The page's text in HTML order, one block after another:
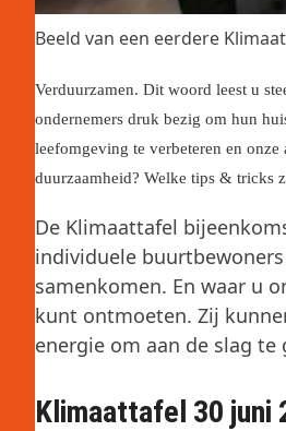
Beeld van een eerdere
Verduurzamen. Dit woord leest u
ondernemers druk bezig om hun
leefomgeving te verbeteren en
duurzaamheid? Welke tips & tricks
De Klimaattafel
individuele
samenkomen. En waar u
kunt ontmoeten. Zij
energie om aan de slag te
Klimaattafel 30 juni